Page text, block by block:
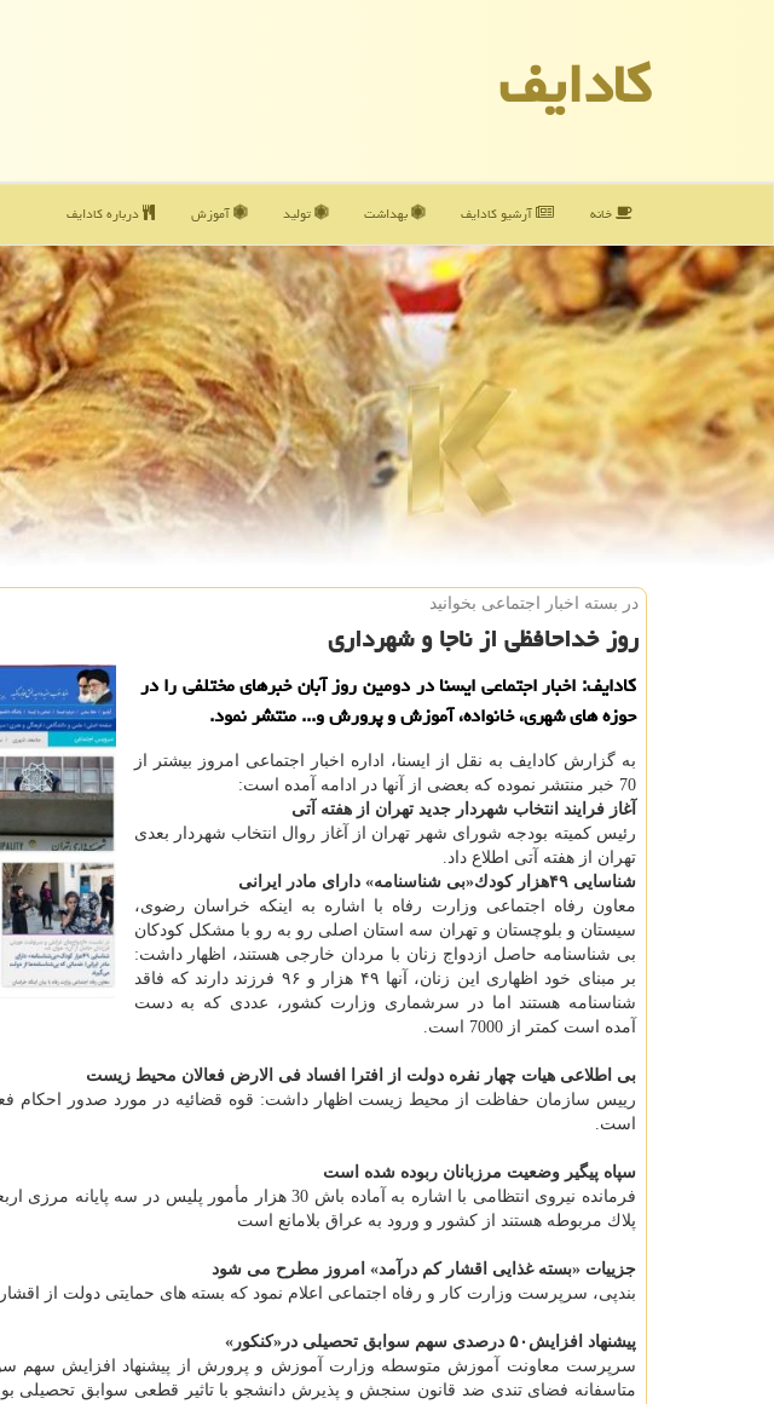
كادایف
خانه آرشیو كادایف بهداشت تولید آموزش درباره كادایف
در بسته اخبار اجتماعی بخوانید
روز خداحافظی از ناجا و شهرداری
كادایف: اخبار اجتماعی ایسنا در دومین روز آبان خبرهای مختلفی را در
حوزه های شهری، خانواده، آموزش و پرورش و... منتشر نمود.
به گزارش كادایف به نقل از ایسنا، اداره اخبار اجتماعی امروز بیشتر از
70 خبر منتشر نموده كه بعضی از آنها در ادامه آمده است:
آغاز فرایند انتخاب شهردار جدید تهران از هفته آتی
رئیس كمیته بودجه شورای شهر تهران از آغاز روال انتخاب شهردار بعدی
تهران از هفته آتی اطلاع داد.
شناسایی ۴۹هزار كودك«بی شناسنامه» دارای مادر ایرانی
معاون رفاه اجتماعی وزارت رفاه با اشاره به اینكه خراسان رضوی،
سیستان و بلوچستان و تهران سه استان اصلی رو به رو با مشكل كودكان
بی شناسنامه حاصل ازدواج زنان با مردان خارجی هستند، اظهار داشت:
بر مبنای خود اظهاری این زنان، آنها ۴۹ هزار و ۹۶ فرزند دارند كه فاقد
شناسنامه هستند اما در سرشماری وزارت كشور، عددی كه به دست
آمده است كمتر از 7000 است.
بی اطلاعی هیات چهار نفره دولت از افترا افساد فی الارض فعالان محیط زیست
رییس سازمان حفاظت از محیط زیست اظهار داشت: قوه قضائیه در مورد صدور احكام
است.
سپاه پیگیر وضعیت مرزبانان ربوده شده است
فرمانده نیروی انتظامی با اشاره به آماده باش 30 هزار
پلاك مربوطه هستند از كشور و ورود به عراق بلامانع است
جزییات «بسته غذایی اقشار كم درآمد» امروز مطرح می شود
بندپی، سرپرست وزارت كار و رفاه اجتماعی اعلام نمود كه بسته های حمایتی دولت از
پیشنهاد افزایش۵۰ درصدی سهم سوابق تحصیلی در«كنكور»
متاسفانه فضای تندی ضد قانون سنجش و پذیرش دانشجو با تاثیر قطعی سوابق تحصیلی